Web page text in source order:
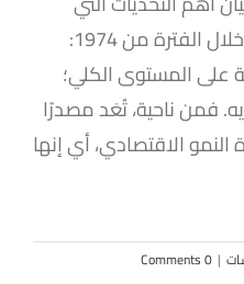
تواجهها بالتطبيق على مصر خلال الفترة من 1974:
على المستوى الكلي؛
فمن ناحية، تُعَد مصدرًا
الاقتصادي، أي إنها
|
0 Comments